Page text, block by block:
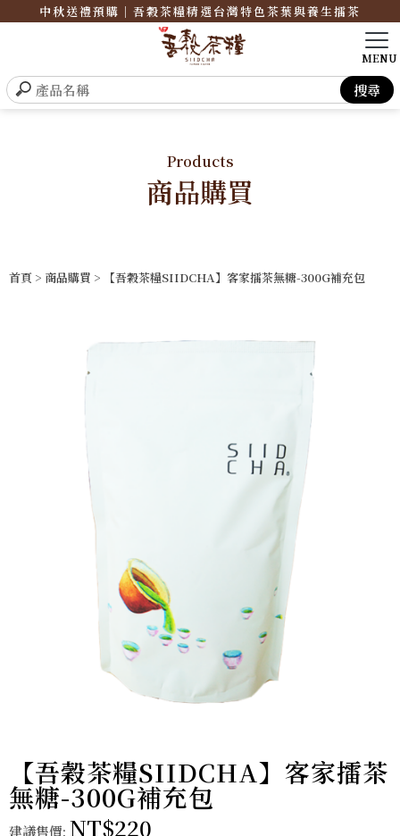
中秋送禮預購｜吾穀茶糧精選台灣特色茶葉與養生擂茶
Products
商品購買
首頁 > 商品購買 > 【吾穀茶糧SIIDCHA】客家擂茶無糖-300G補充包
【吾穀茶糧SIIDCHA】客家擂茶
無糖-300G補充包
建議售價: NT$220